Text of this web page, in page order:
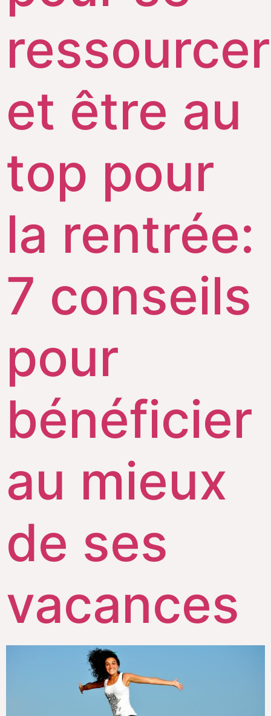
ressourcer
et être au
top pour
la rentrée:
7 conseils
pour
bénéficier
au mieux
de ses
vacances